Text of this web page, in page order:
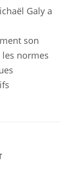
Galy a
son
normes